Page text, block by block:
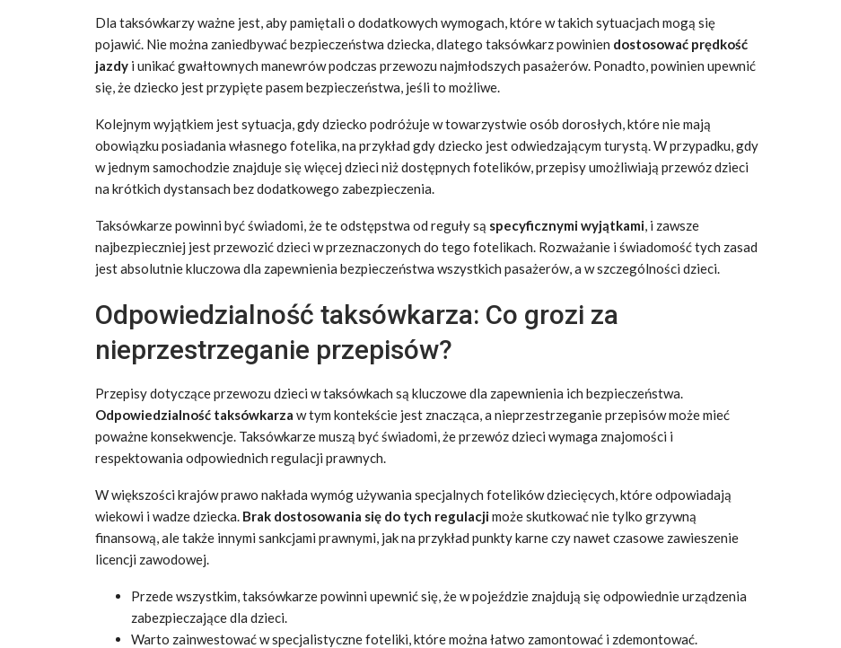
Dla taksówkarzy ważne jest, aby pamiętali o dodatkowych wymogach, które w takich sytuacjach mogą się
pojawić. Nie można zaniedbywać bezpieczeństwa dziecka, dlatego taksówkarz powinien dostosować prędkość
jazdy i unikać gwałtownych manewrów podczas przewozu najmłodszych pasażerów. Ponadto, powinien upewnić
się, że dziecko jest przypięte pasem bezpieczeństwa, jeśli to możliwe.
Kolejnym wyjątkiem jest sytuacja, gdy dziecko podróżuje w towarzystwie osób dorosłych, które nie mają
obowiązku posiadania własnego fotelika, na przykład gdy dziecko jest odwiedzającym turystą. W przypadku, gdy
w jednym samochodzie znajduje się więcej dzieci niż dostępnych fotelików, przepisy umożliwiają przewóz dzieci
na krótkich dystansach bez dodatkowego zabezpieczenia.
Taksówkarze powinni być świadomi, że te odstępstwa od reguły są specyficznymi wyjątkami, i zawsze
najbezpieczniej jest przewozić dzieci w przeznaczonych do tego fotelikach. Rozważanie i świadomość tych zasad
jest absolutnie kluczowa dla zapewnienia bezpieczeństwa wszystkich pasażerów, a w szczególności dzieci.
Odpowiedzialność taksówkarza: Co grozi za
nieprzestrzeganie przepisów?
Przepisy dotyczące przewozu dzieci w taksówkach są kluczowe dla zapewnienia ich bezpieczeństwa.
Odpowiedzialność taksówkarza w tym kontekście jest znacząca, a nieprzestrzeganie przepisów może mieć
poważne konsekwencje. Taksówkarze muszą być świadomi, że przewóz dzieci wymaga znajomości i
respektowania odpowiednich regulacji prawnych.
W większości krajów prawo nakłada wymóg używania specjalnych fotelików dziecięcych, które odpowiadają
wiekowi i wadze dziecka. Brak dostosowania się do tych regulacjimoże skutkować nie tylko grzywną
finansową, ale także innymi sankcjami prawnymi, jak na przykład punkty karne czy nawet czasowe zawieszenie
licencji zawodowej.
Przede wszystkim, taksówkarze powinni upewnić się, że w pojeździe znajdują się odpowiednie urządzenia
zabezpieczające dla dzieci.
Warto zainwestować w specjalistyczne foteliki, które można łatwo zamontować i zdemontować.